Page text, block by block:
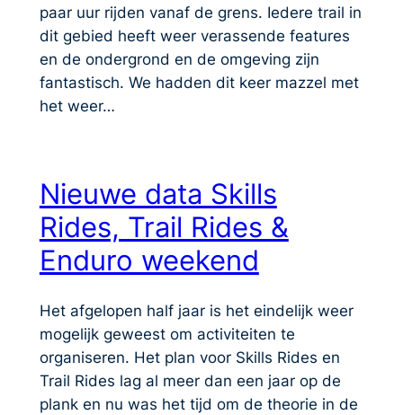
paar uur rijden vanaf de grens. Iedere trail in
dit gebied heeft weer verassende features
en de ondergrond en de omgeving zijn
fantastisch. We hadden dit keer mazzel met
het weer…
Nieuwe data Skills
Rides, Trail Rides &
Enduro weekend
Het afgelopen half jaar is het eindelijk weer
mogelijk geweest om activiteiten te
organiseren. Het plan voor Skills Rides en
Trail Rides lag al meer dan een jaar op de
plank en nu was het tijd om de theorie in de